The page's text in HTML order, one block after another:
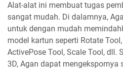
Alat-alat ini membuat tugas
sangat mudah. Di dalamnya,
untuk dengan mudah
model kartun seperti Rotate
ActivePose Tool, Scale Tool, dll.
3D, Agan dapat mengekspornya